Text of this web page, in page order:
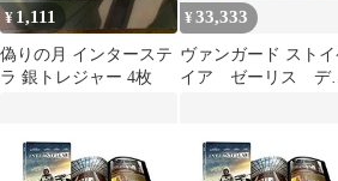
¥ 1,111
偽りの月 インターステ
ラ 銀トレジャー 4枚
¥33,333
ヴァンガード ストイ
イア ゼーリス デ